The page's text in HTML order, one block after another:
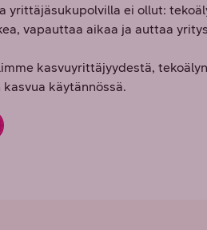
yrittäjäsukupolvilla ei ollut:
vapauttaa aikaa ja auttaa
kasvuyrittäjyydestä,
käytännössä.